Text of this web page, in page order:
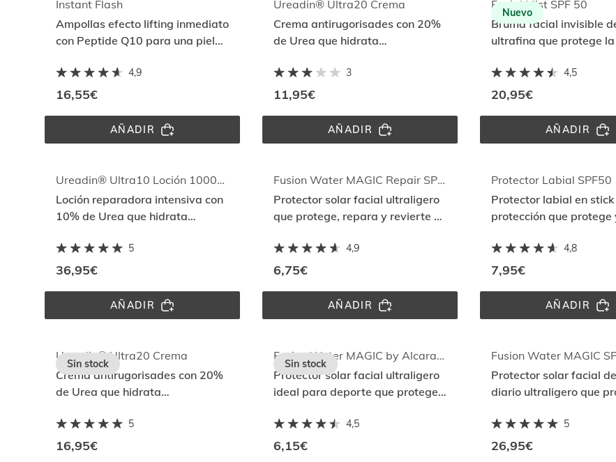
Instant Flash
Ampollas efecto lifting inmediato
con Peptide Q10 para una piel
4,9
16,55€
AÑADIRINSTANT
FLASH
Ureadin® Ultra20 Crema
Crema antirugorisades con 20%
de Urea que hidrata
engrosamientos
3
11,95€
AÑADIRUREADIN®
ULTRA20
Facial Mist SPF 50
Bruma facial invisible
ultrafina que protege la
maquillaje
4,5
20,95€
Nuevo
AÑADIRFACIAL
MIST
Ureadin® Ultra10 Loción 1000ml
Loción reparadora intensiva con
10% de Urea que hidrata
descamación de la piel seca
5
36,95€
AÑADIRUREADIN®
ULTRA10
Fusion Water MAGIC Repair SPF 50
Protector solar facial ultraligero
que protege, repara y revierte el
Repairsomes 4,9
6,75€
AÑADIRFUSION
WATER
SPF
Protector Labial SPF50
Protector labial en
protección que protege
antioxidante 4,8
7,95€
AÑADIR
Ureadin® Ultra20 Crema
Crema antirugorisades con 20%
de Urea que hidrata
engrosamientos
5
16,95€
Sin stock
Fusion Water MAGIC by Alcaraz SPF 50
Protector solar facial ultraligero
ideal para deporte que protege
4,5
6,15€
Sin stock
Fusion Water MAGIC
Protector solar facial
diario ultraligero que
Spectrum
5
26,95€